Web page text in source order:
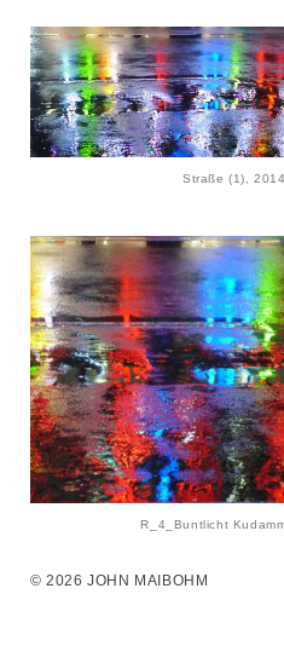
Straße (1),
R_4_Buntlicht
© 2026 JOHN MAIBOHM